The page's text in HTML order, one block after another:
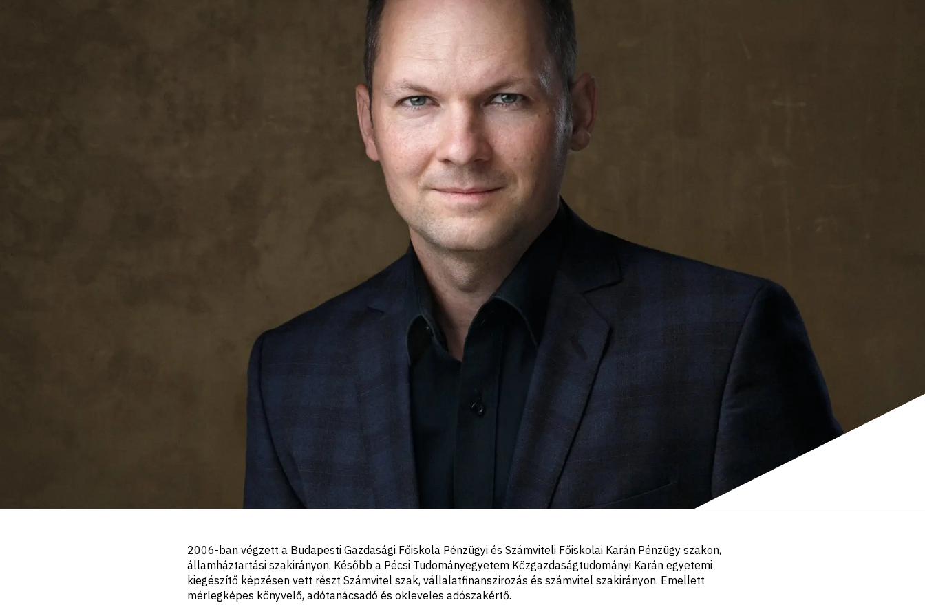
Portré,
leírás
2006-ban végzett a Budapesti Gazdasági Főiskola Pénzügyi és Számviteli Főiskolai Karán Pénzügy szakon,
államháztartási szakirányon. Később a Pécsi Tudományegyetem Közgazdaságtudományi Karán egyetemi
kiegészítő képzésen vett részt Számvitel szak, vállalatfinanszírozás és számvitel szakirányon. Emellett
mérlegképes könyvelő, adótanácsadó és okleveles adószakértő.